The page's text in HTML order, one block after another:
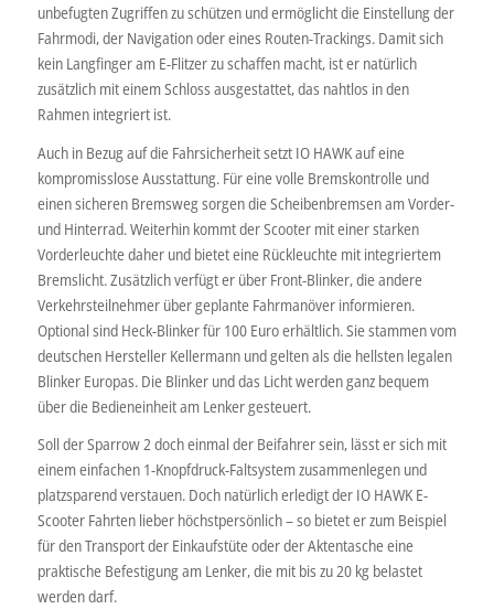
unbefugten Zugriffen zu schützen und ermöglicht die Einstellung der
Fahrmodi, der Navigation oder eines Routen-Trackings. Damit sich
kein Langfinger am E-Flitzer zu schaffen macht, ist er natürlich
zusätzlich mit einem Schloss ausgestattet, das nahtlos in den
Rahmen integriert ist.
Auch in Bezug auf die Fahrsicherheit setzt IO HAWK auf eine
kompromisslose Ausstattung. Für eine volle Bremskontrolle und
einen sicheren Bremsweg sorgen die Scheibenbremsen am Vorder-
und Hinterrad. Weiterhin kommt der Scooter mit einer starken
Vorderleuchte daher und bietet eine Rückleuchte mit integriertem
Bremslicht. Zusätzlich verfügt er über Front-Blinker, die andere
Verkehrsteilnehmer über geplante Fahrmanöver informieren.
Optional sind Heck-Blinker für 100 Euro erhältlich. Sie stammen vom
deutschen Hersteller Kellermann und gelten als die hellsten legalen
Blinker Europas. Die Blinker und das Licht werden ganz bequem
über die Bedieneinheit am Lenker gesteuert.
Soll der Sparrow 2 doch einmal der Beifahrer sein, lässt er sich mit
einem einfachen 1-Knopfdruck-Faltsystem zusammenlegen und
platzsparend verstauen. Doch natürlich erledigt der IO HAWK E-
Scooter Fahrten lieber höchstpersönlich – so bietet er zum Beispiel
für den Transport der Einkaufstüte oder der Aktentasche eine
praktische Befestigung am Lenker, die mit bis zu 20 kg belastet
werden darf.